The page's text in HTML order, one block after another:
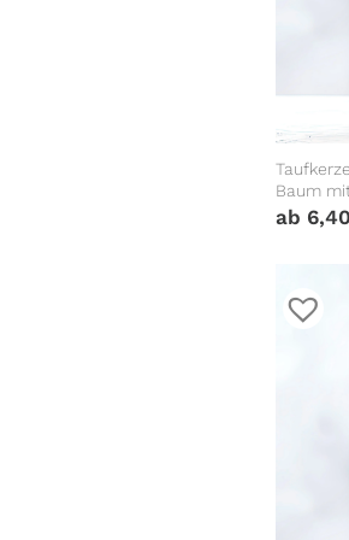
Baum
Datum
ab 6,40